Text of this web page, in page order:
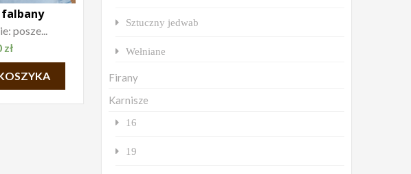
falbany
posze...
zł
Sztuczny jedwab
Wełniane
Firany
Karnisze
16
19